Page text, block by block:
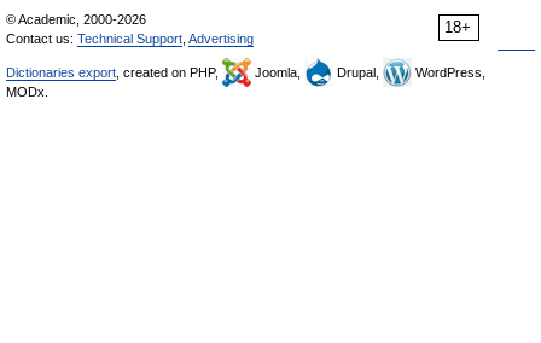
18+
© Academic, 2000-2026
Contact us: Technical Support Advertising
Dictionaries export , created on PHP, Joomla, Drupal,
WordPress,
MODx.